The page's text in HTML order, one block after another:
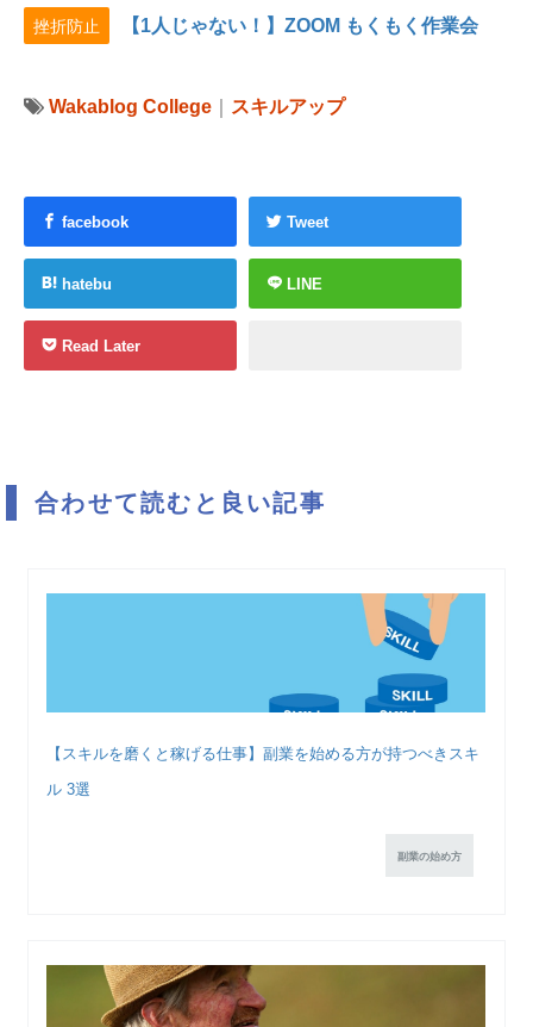
挫折防止 【1人じゃない！】ZOOM もくもく作業会
Wakablog College スキルアップ
facebook Tweet
hatebu LINE
Read Later
合わせて読むと良い記事
【スキルを磨くと稼げる仕事】副業を始める方が持つべきスキ
ル 3選
副業の始め方